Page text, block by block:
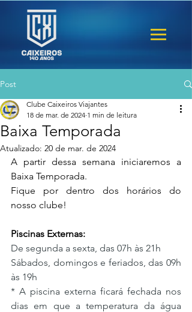
Post
Baixa Temporada
Clube Caixeiros Viajantes
18 de mar. de 2024 1 min de leitura
Atualizado: 20 de mar. de 2024
A partir dessa semana iniciaremos a
Baixa Temporada.
Fique por dentro dos horários do
nosso clube!
Piscinas Externas:
De segunda a sexta, das 07h às 21h
Sábados, domingos e feriados, das 09h
às 19h
* A piscina externa ficará fechada nos
dias em que a temperatura da água